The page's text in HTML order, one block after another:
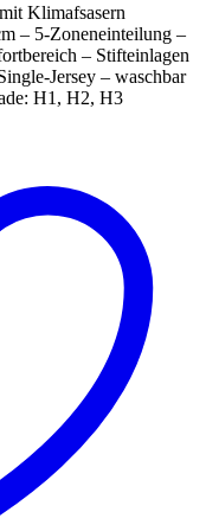
Klimafsasern
– 5-Zoneneinteilung –
– Stifteinlagen
Jersey – waschbar
H1, H2, H3